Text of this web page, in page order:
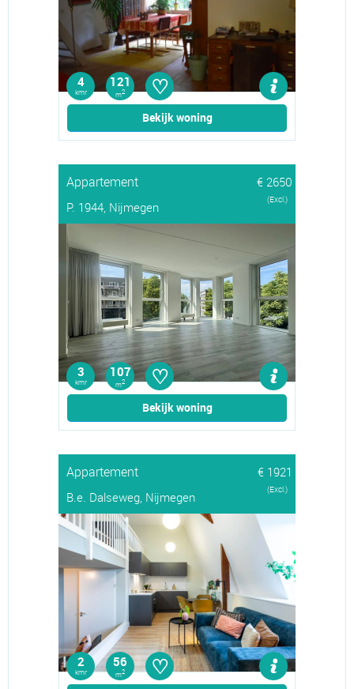
4
kmr
121
m2 ♡
Bekijk woning
Appartement
€ 2650
P. 1944, Nijmegen
(Excl.)
3
kmr
107
m2 ♡
Bekijk woning
Appartement
€ 1921
B.e. Dalseweg, Nijmegen
(Excl.)
2
kmr
56
m2 ♡